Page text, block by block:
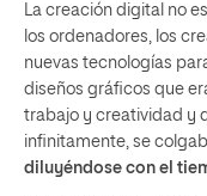
La creación digital no
los ordenadores, los
nuevas tecnologías
diseños gráficos que
trabajo y creatividad y
infinitamente, se
diluyéndose con el